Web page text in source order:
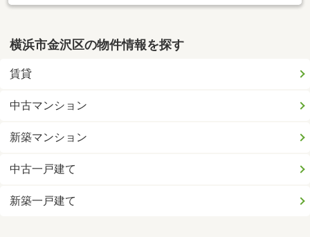
横浜市金沢区の物件情報を探す
賃貸
中古マンション
新築マンション
中古一戸建て
新築一戸建て